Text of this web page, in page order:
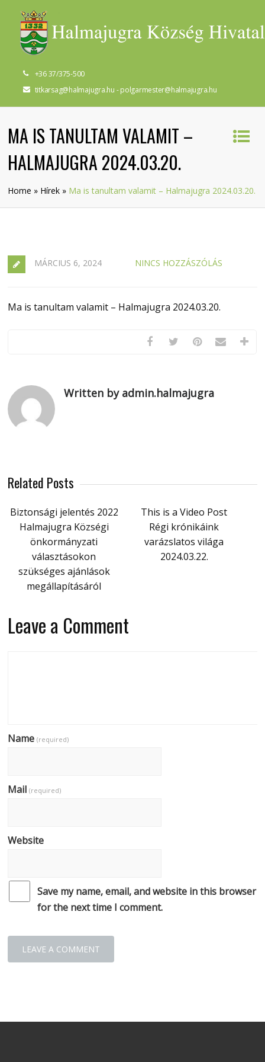
+36 37/375-500
titkarsag@halmajugra.hu - polgarmester@halmajugra.hu
MA IS TANULTAM VALAMIT –
HALMAJUGRA 2024.03.20.
Home » Hírek » Ma is tanultam valamit – Halmajugra 2024.03.20.
MÁRCIUS 6, 2024 NINCS HOZZÁSZÓLÁS
Ma is tanultam valamit – Halmajugra 2024.03.20.
Written by admin.halmajugra
Related Posts
Biztonsági jelentés 2022
This is a Video Post
Halmajugra Községi
önkormányzati
választásokon
szükséges ajánlások
megállapításáról
Régi krónikáink
varázslatos világa
2024.03.22.
Leave a Comment
Name(required)
Mail(required)
Website
Save my name, email, and website in this browser
for the next time I comment.